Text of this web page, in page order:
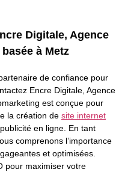
Digitale, Agence
à Metz
de confiance pour
Encre Digitale, Agence
est conçue pour
la création de site internet
en ligne. En tant
comprenons l’importance
et optimisées.
pour maximiser votre